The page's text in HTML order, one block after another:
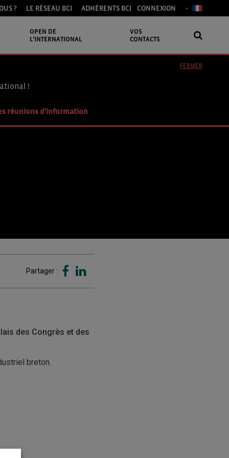
? LE RÉSEAU BCI ADHÉRENTS BCI CONNEXION
OPEN DE
L’INTERNATIONAL
VOS
CONTACTS
!
réunions d'information
FERMER
Partager :
des Congrès et des
breton.